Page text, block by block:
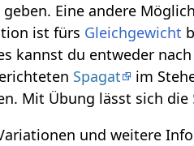
geben. Eine andere
ist fürs Gleichgewicht
kannst du entweder
Spagat im
Mit Übung lässt sich die
und weitere